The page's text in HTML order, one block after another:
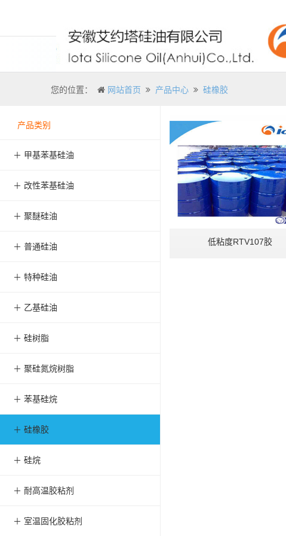
您的位置： 网站首页 产品中心 硅橡胶
产品类别
＋ 甲基苯基硅油
＋ 改性苯基硅油
＋ 聚醚硅油
＋ 普通硅油
＋ 特种硅油
＋ 乙基硅油
＋ 硅树脂
＋ 聚硅氮烷树脂
＋ 苯基硅烷
＋ 硅橡胶
＋ 硅烷
＋ 耐高温胶粘剂
＋ 室温固化胶粘剂
低粘度RTV107胶